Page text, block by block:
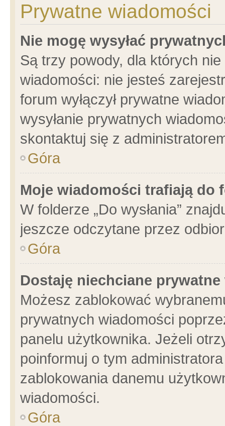
Prywatne wiadomości
Nie mogę wysyłać
Są trzy powody, dla których
wiadomości: nie jesteś
forum wyłączył prywatne
wysyłanie prywatnych
skontaktuj się z
Góra
Moje wiadomości trafiają do
W folderze „Do wysłania”
jeszcze odczytane przez
Góra
Dostaję niechciane
Możesz zablokować
prywatnych wiadomości
panelu użytkownika. Jeżeli
poinformuj o tym
zablokowania danemu
wiadomości.
Góra